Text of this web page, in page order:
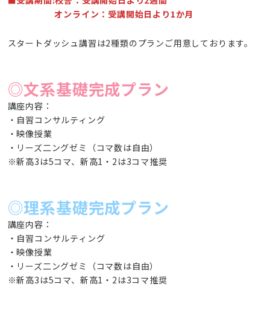
オンライン：受講開始日より1か月
スタートダッシュ講習は2種類のプランご用意しております。
◎文系基礎完成プラン
講座内容：
・自習コンサルティング
・映像授業
・リーズ二ングゼミ（コマ数は自由）
※新高3は5コマ、新高1・2は3コマ推奨
◎理系基礎完成プラン
講座内容：
・自習コンサルティング
・映像授業
・リーズ二ングゼミ（コマ数は自由）
※新高3は5コマ、新高1・2は3コマ推奨